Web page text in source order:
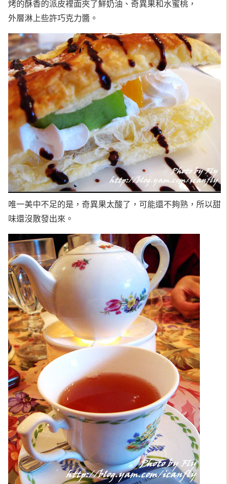
烤的酥香的派皮裡面夾了鮮奶油、奇異果和水蜜桃，
外層淋上些許巧克力醬。
唯一美中不足的是，奇異果太酸了，可能還不夠熟，所以甜
味還沒散發出來。